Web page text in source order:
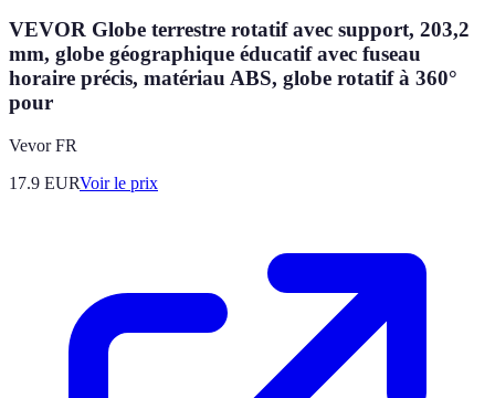
VEVOR Globe terrestre rotatif avec support, 203,2
mm, globe géographique éducatif avec fuseau
horaire précis, matériau ABS, globe rotatif à 360°
pour
Vevor FR
17.9 EURVoir le prix